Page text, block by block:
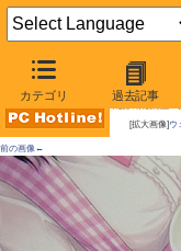
カテゴリ 過去記事
AKIBA
[拡大画像] ウ
前の画像←